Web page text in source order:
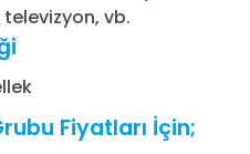
vb.
Fiyatları İçin;